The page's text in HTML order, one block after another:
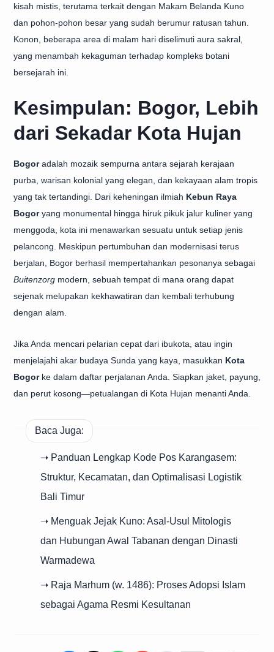
kisah mistis, terutama terkait dengan Makam Belanda Kuno
dan pohon-pohon besar yang sudah berumur ratusan tahun.
Konon, beberapa area di malam hari diselimuti aura sakral,
yang menambah kekaguman terhadap kompleks botani
bersejarah ini.
Kesimpulan: Bogor, Lebih
dari Sekadar Kota Hujan
Bogoradalah mozaik sempurna antara sejarah kerajaan
purba, warisan kolonial yang elegan, dan kekayaan alam tropis
yang tak tertandingi. Dari keheningan ilmiah Kebun Raya
Bogoryang monumental hingga hiruk pikuk jalur kuliner yang
menggoda, kota ini menawarkan sesuatu untuk setiap jenis
pelancong. Meskipun pertumbuhan dan modernisasi terus
berjalan, Bogor berhasil mempertahankan pesonanya sebagai
Buitenzorg modern, sebuah tempat di mana orang dapat
sejenak melupakan kekhawatiran dan kembali terhubung
dengan alam.
Jika Anda mencari pelarian cepat dari ibukota, atau ingin
menjelajahi akar budaya Sunda yang kaya, masukkan Kota
Bogorke dalam daftar perjalanan Anda. Siapkan jaket, payung,
dan perut kosong—petualangan di Kota Hujan menanti Anda.
Baca Juga:
➝ Panduan Lengkap Kode Pos Karangasem:
Struktur, Kecamatan, dan Optimalisasi Logistik
Bali Timur
➝ Menguak Jejak Kuno: Asal-Usul Mitologis
dan Hubungan Awal Tabanan dengan Dinasti
Warmadewa
➝ Raja Marhum (w. 1486): Proses Adopsi Islam
sebagai Agama Resmi Kesultanan